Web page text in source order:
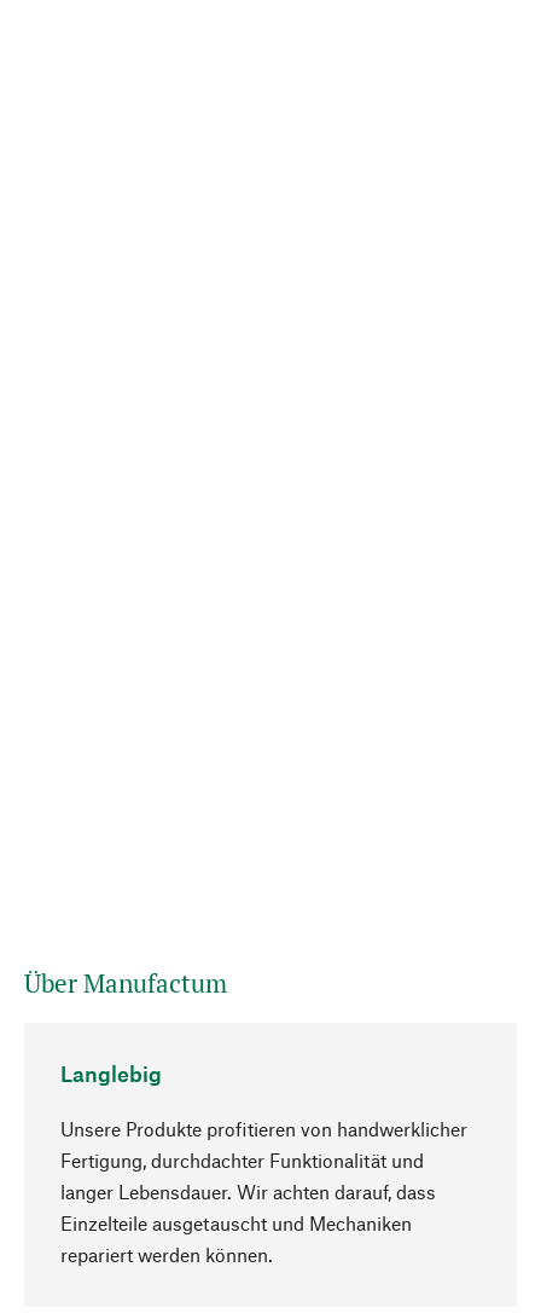
Über Manufactum
Langlebig
Unsere Produkte profitieren von handwerklicher
Fertigung, durchdachter Funktionalität und
langer Lebensdauer. Wir achten darauf, dass
Einzelteile ausgetauscht und Mechaniken
repariert werden können.